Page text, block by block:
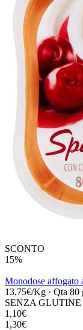
SCONTO
15%
Monodose affogato
13,75€/Kg · Qta 80
SENZA GLUTINE
1,10€
1,30€